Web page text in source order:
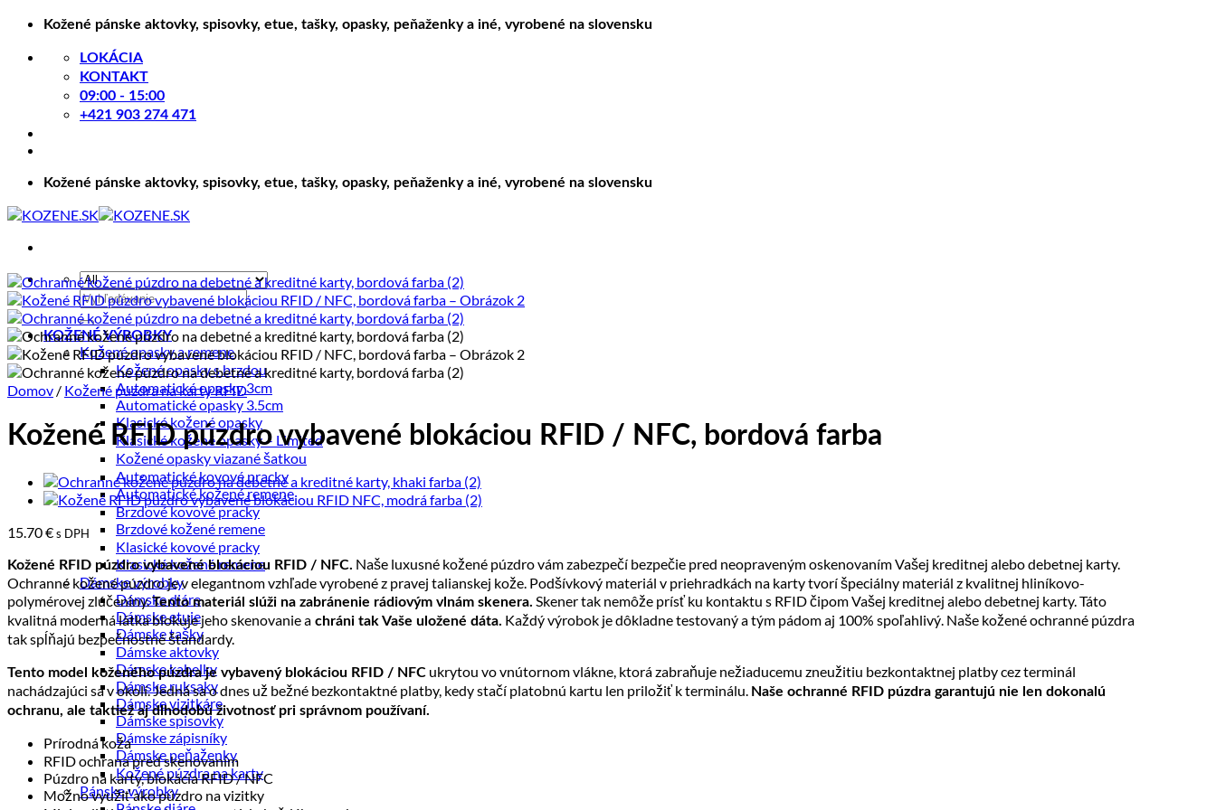
Skip
content
Kožené pánske aktovky, spisovky, etue, tašky, opasky, peňaženky a iné, vyrobené na slovensku
LOKÁCIA
KONTAKT
09:00 - 15:00
+421 903 274 471
Kožené pánske aktovky, spisovky, etue, tašky, opasky, peňaženky a iné, vyrobené na slovensku
Hľadať:
KOŽENÉ VÝROBKY
Kožené opasky a remene
Kožené opasky s brzdou
Automatické opasky 3cm
Automatické opasky 3.5cm
Klasické kožené opasky
Klasické kožené opasky – Limited
Kožené opasky viazané šatkou
Automatické kovové pracky
Automatické kožené remene
Brzdové kovové pracky
Brzdové kožené remene
Klasické kovové pracky
Klasické kožené remene
Dámske výrobky
Dámske diáre
Dámske etuje
Dámske tašky
Dámske aktovky
Dámske kabelky
Dámske ruksaky
Dámske vizitkáre
Dámske spisovky
Dámske zápisníky
Dámske peňaženky
Kožené púzdra na karty
Pánske výrobky
Domov / Kožené púzdra na karty RFID
Kožené RFID púzdro vybavené blokáciou RFID / NFC, bordová farba
15.70€s DPH
Kožené RFID púzdro vybavené blokáciou RFID / NFC. Naše luxusné kožené púzdro vám zabezpečí bezpečie pred neopraveným oskenovaním Vašej kreditnej alebo debetnej karty.
Ochranné kožené púzdro je v elegantnom vzhľade vyrobené z pravej talianskej kože. Podšívkový materiál v priehradkách na karty tvorí špeciálny materiál z kvalitnej hliníkovo-
polymérovej zlúčeniny.Tento materiál slúži na zabránenie rádiovým vlnám skenera. Skener tak nemôže prísť ku kontaktu s RFID čipom Vašej kreditnej alebo debetnej karty. Táto
kvalitná moderná látka blokuje jeho skenovanie a chráni tak Vaše uložené dáta. Každý výrobok je dôkladne testovaný a tým pádom aj 100% spoľahlivý. Naše kožené ochranné púzdra
tak spĺňajú bezpečnostné štandardy.
Tento model koženého púzdra je vybavený blokáciou RFID / NFC ukrytou vo vnútornom vlákne, ktorá zabraňuje nežiaducemu zneužitiu bezkontaktnej platby cez terminál
nachádzajúci sa v okolí. Jedná sa o dnes už bežné bezkontaktné platby, kedy stačí platobnú kartu len priložiť k terminálu. Naše ochranné RFID púzdra garantujú nie len dokonalú
ochranu, ale taktiež aj dlhodobú životnosť pri správnom používaní.
Prírodná koža
RFID ochrana pred skenovaním
Púzdro na karty, blokácia RFID / NFC
Možno využiť ako púzdro na vizitky